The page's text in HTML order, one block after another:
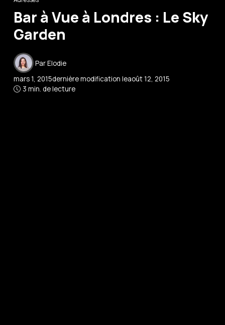
Bar à Vue à Londres : Le Sky
Garden
ParElodie
mars 1, 2015dernière modification leaoût 12, 2015
3 min. de lecture